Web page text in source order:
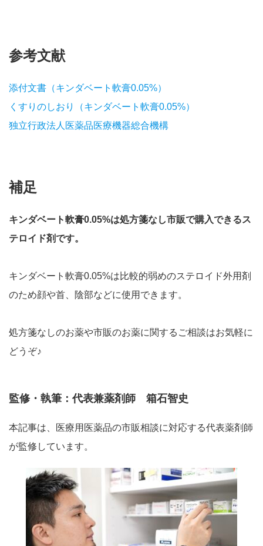
参考文献
添付文書（キンダベート軟膏0.05%）
くすりのしおり（キンダベート軟膏0.05%）
独立行政法人医薬品医療機器総合機構
補足
キンダベート軟膏0.05%は処方箋なし市販で購入できるス
テロイド剤です。
キンダベート軟膏0.05%は比較的弱めのステロイド外用剤
のため顔や首、陰部などに使用できます。
処方箋なしのお薬や市販のお薬に関するご相談はお気軽に
どうぞ♪
監修・執筆：代表兼薬剤師 箱石智史
本記事は、医療用医薬品の市販相談に対応する代表薬剤師
が監修しています。